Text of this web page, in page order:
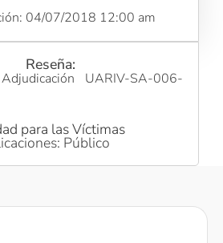
04/07/2018 12:00 am
Reseña:
UARIV-SA-006-
para las Víctimas
Público